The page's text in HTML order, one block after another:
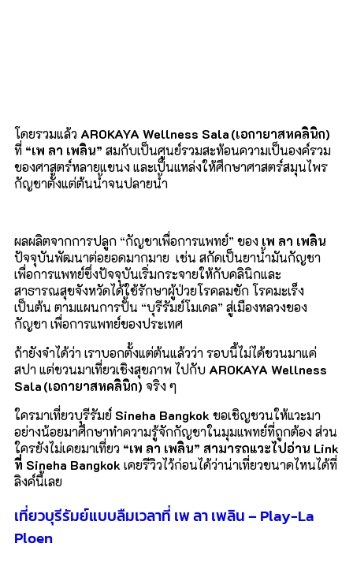
โดยรวมแล้ว AROKAYA Wellness Sala (เอกายาสหคลินิก)
ที่ “เพ ลา เพลิน” สมกับเป็นศูนย์รวมสะท้อนความเป็นองค์รวม
ของศาสตร์หลายแขนง และเป็นแหล่งให้ศึกษาศาสตร์สมุนไพร
กัญชาตั้งแต่ต้นน้ำจนปลายน้ำ
ผลผลิตจากการปลูก “กัญชาเพื่อการแพทย์”ของ เพ ลา เพลิน
ปัจจุบันพัฒนาต่อยอดมากมาย เช่น สกัดเป็นยาน้ำมันกัญชา
เพื่อการแพทย์ซึ่งปัจจุบันเริ่มกระจายให้กับคลินิกและ
สาธารณสุขจังหวัดได้ใช้รักษาผู้ป่วยโรคลมชัก โรคมะเร็ง
เป็นต้น ตามแผนการปั้น “บุรีรัมย์โมเดล”สู่เมืองหลวงของ
กัญชา เพื่อการแพทย์ของประเทศ
ถ้ายังจำได้ว่า เราบอกตั้งแต่ต้นแล้วว่า รอบนี้ไม่ได้ชวนมาแค่
สปา แต่ชวนมาเที่ยวเชิงสุขภาพ ไปกับ AROKAYA Wellness
Sala (เอกายาสหคลินิก) จริง ๆ
ใครมาเที่ยวบุรีรัมย์ Sineha Bangkok ขอเชิญชวนให้แวะมา
อย่างน้อยมาศึกษาทำความรู้จักกัญชาในมุมแพทย์ที่ถูกต้อง ส่วน
ใครยังไม่เคยมาเที่ยว “เพ ลา เพลิน” สามารถแวะไปอ่าน Link
ที่ Sineha Bangkok เคยรีวิวไว้ก่อนได้ว่าน่าเที่ยวขนาดไหนได้ที่
ลิงค์นี้เลย
เที่ยวบุรีรัมย์แบบลืมเวลาที่ เพ ลา เพลิน – Play-La
Ploen